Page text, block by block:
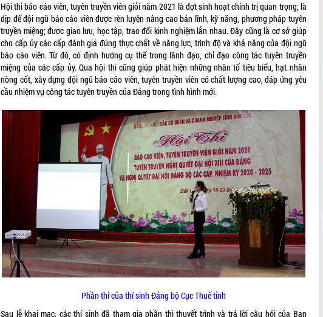
Hội thi báo cáo viên, tuyên truyền viên giỏi năm 2021 là đợt sinh hoạt chính trị quan trọng; là
dịp để đội ngũ báo cáo viên được rèn luyện nâng cao bản lĩnh, kỹ năng, phương pháp tuyên
truyền miệng; được giao lưu, học tập, trao đổi kinh nghiệm lẫn nhau. Đây cũng là cơ sở giúp
cho cấp ủy các cấp đánh giá đúng thực chất về năng lực, trình độ và khả năng của đội ngũ
báo cáo viên. Từ đó, có định hướng cụ thể trong lãnh đạo, chỉ đạo công tác tuyên truyền
miệng của các cấp ủy. Qua hội thi cũng giúp phát hiện những nhân tố tiêu biểu, hạt nhân
nòng cốt, xây dựng đội ngũ báo cáo viên, tuyên truyền viên có chất lượng cao, đáp ứng yêu
cầu nhiệm vụ công tác tuyên truyền của Đảng trong tình hình mới.
Phần thi của thí sinh Đảng bộ Cục Thuế tỉnh
Sau lễ khai mạc, các thí sinh đã tham gia phần thi thuyết trình và trả lời câu hỏi của Ban